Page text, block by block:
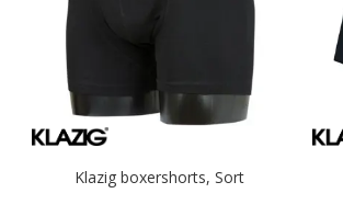
Klazig boxershorts, Sort